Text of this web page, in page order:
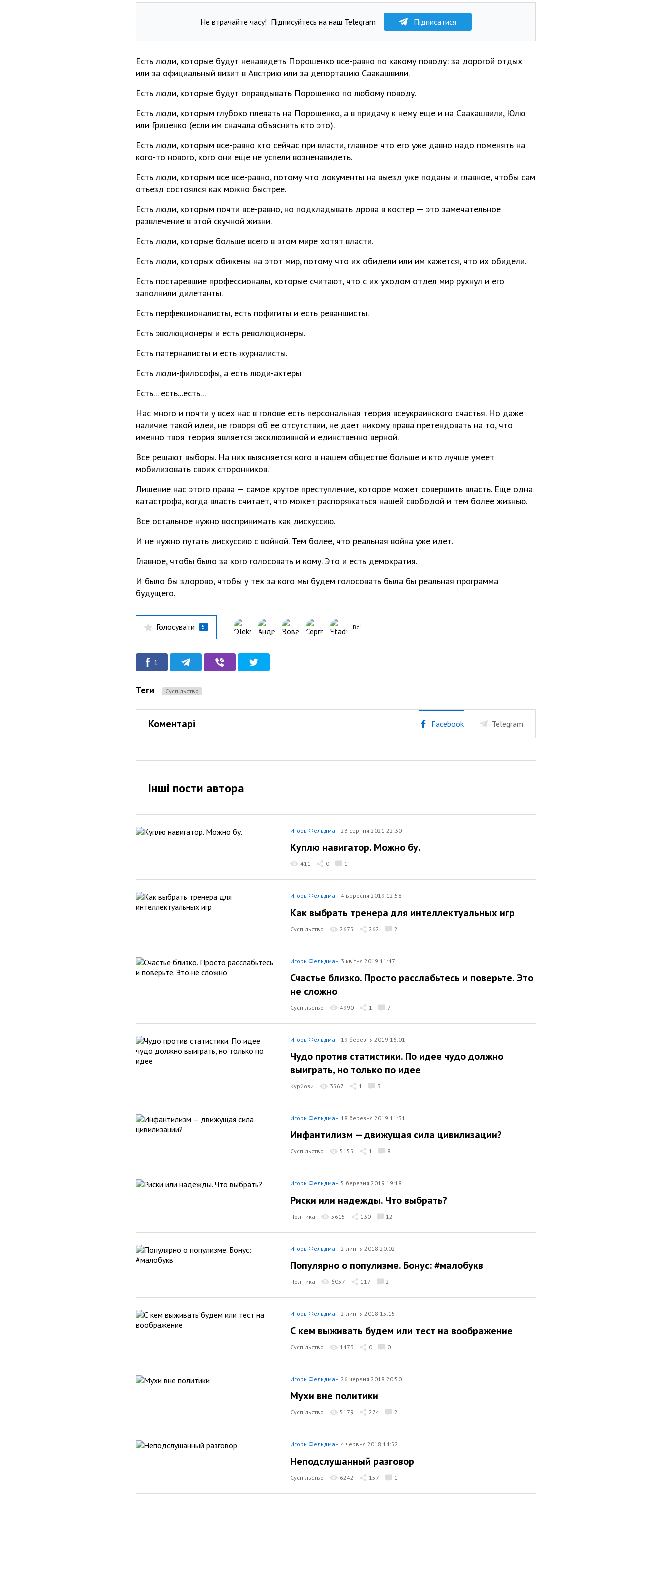
Не втрачайте часу! Підписуйтесь на наш Telegram Підписатися
Есть люди, которые будут ненавидеть Порошенко все-равно по какому поводу: за дорогой отдых
или за официальный визит в Австрию или за депортацию Саакашвили.
Есть люди, которые будут оправдывать Порошенко по любому поводу.
Есть люди, которым глубоко плевать на Порошенко, а в придачу к нему еще и на Саакашвили, Юлю
или Гриценко (если им сначала объяснить кто это).
Есть люди, которым все-равно кто сейчас при власти, главное что его уже давно надо поменять на
кого-то нового, кого они еще не успели возненавидеть.
Есть люди, которым все все-равно, потому что документы на выезд уже поданы и главное, чтобы сам
отъезд состоялся как можно быстрее.
Есть люди, которым почти все-равно, но подкладывать дрова в костер — это замечательное
развлечение в этой скучной жизни.
Есть люди, которые больше всего в этом мире хотят власти.
Есть люди, которых обижены на этот мир, потому что их обидели или им кажется, что их обидели.
Есть постаревшие профессионалы, которые считают, что с их уходом отдел мир рухнул и его
заполнили дилетанты.
Есть перфекционалисты, есть пофигиты и есть реваншисты.
Есть эволюционеры и есть революционеры.
Есть патерналисты и есть журналисты.
Есть люди-философы, а есть люди-актеры
Есть... есть...есть...
Нас много и почти у всех нас в голове есть персональная теория всеукраинского счастья. Но даже
наличие такой идеи, не говоря об ее отсутствии, не дает никому права претендовать на то, что
именно твоя теория является эксклюзивной и единственно верной.
Все решают выборы. На них выясняется кого в нашем обществе больше и кто лучше умеет
мобилизовать своих сторонников.
Лишение нас этого права — самое крутое преступление, которое может совершить власть. Еще одна
катастрофа, когда власть считает, что может распоряжаться нашей свободой и тем более жизнью.
Все остальное нужно воспринимать как дискуссию.
И не нужно путать дискуссию с войной. Тем более, что реальная война уже идет.
Главное, чтобы было за кого голосовать и кому. Это и есть демократия.
И было бы здорово, чтобы у тех за кого мы будем голосовать была бы реальная программа
будущего.
Голосувати 5 Всі
1
Теги Суспільство
Коментарі Facebook Telegram
Інші пости автора
Игорь Фельдман 23 серпня 2021 22:30
Куплю навигатор. Можно бу.
411 0 1
Игорь Фельдман 4 вересня 2019 12:58
Как выбрать тренера для интеллектуальных игр
Суспільство 2675 262 2
Игорь Фельдман 3 квітня 2019 11:47
Счастье близко. Просто расслабьтесь и поверьте. Это
не сложно
Суспільство 4990 1 7
Игорь Фельдман 19 березня 2019 16:01
Чудо против статистики. По идее чудо должно
выиграть, но только по идее
Курйози 3567 1 3
Игорь Фельдман 18 березня 2019 11:31
Инфантилизм — движущая сила цивилизации?
Суспільство 5155 1 8
Игорь Фельдман 5 березня 2019 19:18
Риски или надежды. Что выбрать?
Політика 5615 130 12
Игорь Фельдман 2 липня 2018 20:02
Популярно о популизме. Бонус: #малобукв
Політика 6057 117 2
Игорь Фельдман 2 липня 2018 15:15
С кем выживать будем или тест на воображение
Суспільство 1473 0 0
Игорь Фельдман 26 червня 2018 20:50
Мухи вне политики
Суспільство 5179 274 2
Игорь Фельдман 4 червня 2018 14:52
Неподслушанный разговор
Суспільство 6242 157 1